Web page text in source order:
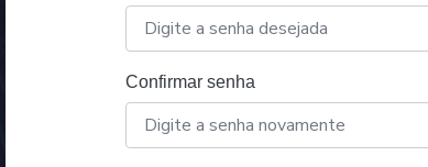
Confirmar senha